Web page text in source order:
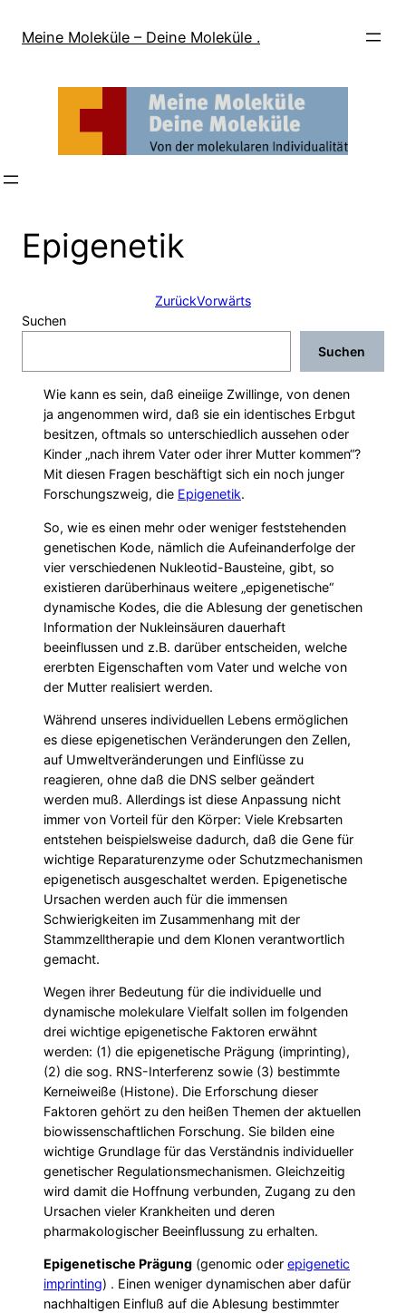
zum
Inhalt
Meine Moleküle – Deine Moleküle .
Epigenetik
ZurückVorwärts
Suchen
Suchen
Wie kann es sein, daß eineiige Zwillinge, von denen
ja angenommen wird, daß sie ein identisches Erbgut
besitzen, oftmals so unterschiedlich aussehen oder
Kinder „nach ihrem Vater oder ihrer Mutter kommen“?
Mit diesen Fragen beschäftigt sich ein noch junger
Forschungszweig, die Epigenetik.
So, wie es einen mehr oder weniger feststehenden
genetischen Kode, nämlich die Aufeinanderfolge der
vier verschiedenen Nukleotid-Bausteine, gibt, so
existieren darüberhinaus weitere „epigenetische“
dynamische Kodes, die die Ablesung der genetischen
Information der Nukleinsäuren dauerhaft
beeinflussen und z.B. darüber entscheiden, welche
ererbten Eigenschaften vom Vater und welche von
der Mutter realisiert werden.
Während unseres individuellen Lebens ermöglichen
es diese epigenetischen Veränderungen den Zellen,
auf Umweltveränderungen und Einflüsse zu
reagieren, ohne daß die DNS selber geändert
werden muß. Allerdings ist diese Anpassung nicht
immer von Vorteil für den Körper: Viele Krebsarten
entstehen beispielsweise dadurch, daß die Gene für
wichtige Reparaturenzyme oder Schutzmechanismen
epigenetisch ausgeschaltet werden. Epigenetische
Ursachen werden auch für die immensen
Schwierigkeiten im Zusammenhang mit der
Stammzelltherapie und dem Klonen verantwortlich
gemacht.
Wegen ihrer Bedeutung für die individuelle und
dynamische molekulare Vielfalt sollen im folgenden
drei wichtige epigenetische Faktoren erwähnt
werden: (1) die epigenetische Prägung (imprinting),
(2) die sog. RNS-Interferenz sowie (3) bestimmte
Kerneiweiße (Histone). Die Erforschung dieser
Faktoren gehört zu den heißen Themen der aktuellen
biowissenschaftlichen Forschung. Sie bilden eine
wichtige Grundlage für das Verständnis individueller
genetischer Regulationsmechanismen. Gleichzeitig
wird damit die Hoffnung verbunden, Zugang zu den
Ursachen vieler Krankheiten und deren
pharmakologischer Beeinflussung zu erhalten.
Epigenetische Prägung (genomic oder epigenetic
imprinting) . Einen weniger dynamischen aber dafür
nachhaltigen Einfluß auf die Ablesung bestimmter